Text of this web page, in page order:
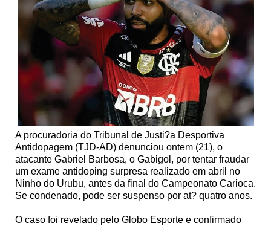
A procuradoria do Tribunal de Justi?a Desportiva
Antidopagem (TJD-AD) denunciou ontem (21), o
atacante Gabriel Barbosa, o Gabigol, por tentar fraudar
um exame antidoping surpresa realizado em abril no
Ninho do Urubu, antes da final do Campeonato Carioca.
Se condenado, pode ser suspenso por at? quatro anos.
O caso foi revelado pelo Globo Esporte e confirmado